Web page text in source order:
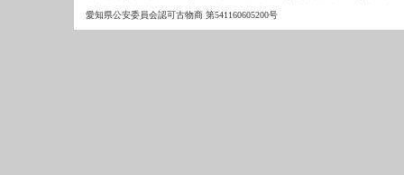
愛知県公安委員会認可古物商 第541160605200号